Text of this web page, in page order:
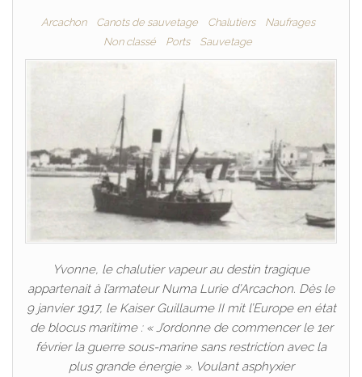
Arcachon Canots de sauvetage Chalutiers
Naufrages
Non classé
Ports Sauvetage
Yvonne, le chalutier vapeur au destin tragique
appartenait à l’armateur Numa Lurie d’Arcachon. Dès le
9 janvier 1917, le Kaiser Guillaume II mit l’Europe en état
de blocus maritime : « J’ordonne de commencer le 1er
février la guerre sous-marine sans restriction avec la
plus grande énergie ». Voulant asphyxier